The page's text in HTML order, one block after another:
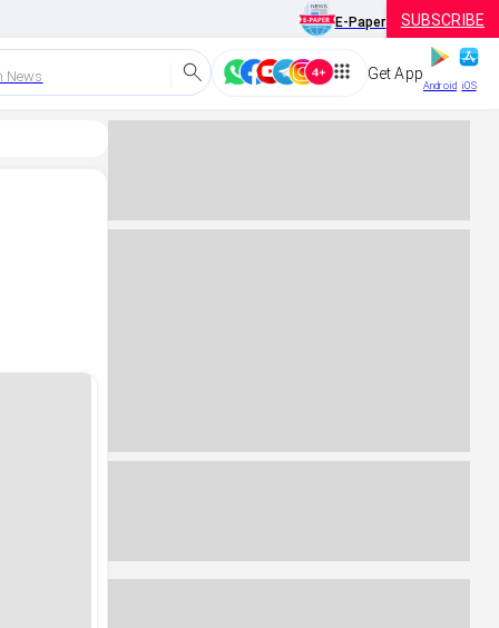
E-Paper SUBSCRIBE
News Get App
Android iOS